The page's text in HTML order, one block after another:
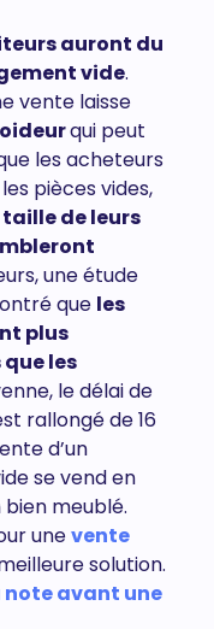
auront du
vide.
vente laisse
qui peut
les acheteurs
pièces vides,
de leurs
une étude
que les
plus
les
le délai de
rallongé de 16
d’un
se vend en
bien meublé.
unevente
solution.
note avant une